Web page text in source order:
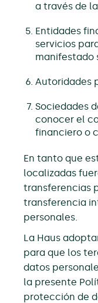
a través de
Entidades
servicios
manifestado
Autoridades
Sociedades
conocer el
financiero o
En tanto que
localizadas
transferencias
transferencia
personales.
La Haus
para que los
datos
la presente
protección de